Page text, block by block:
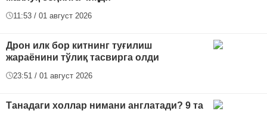
11:53 / 01 август 2026
Дрон илк бор китнинг туғилиш
жараёнини тўлиқ тасвирга олди
23:51 / 01 август 2026
Танадаги холлар нимани англатади? 9 та